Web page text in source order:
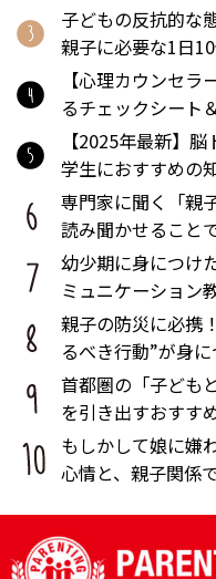
子どもの反抗的な
親子に必要な1日
【心理カウンセ
るチェックシート
【2025年最新】
学生におすすめの
専門家に聞く「親
読み聞かせること
幼少期に身につけ
ミュニケーション
親子の防災に必携
るべき行動”が身
首都圏の「子ども
を引き出すおすす
もしかして娘に嫌
心情と、親子関係